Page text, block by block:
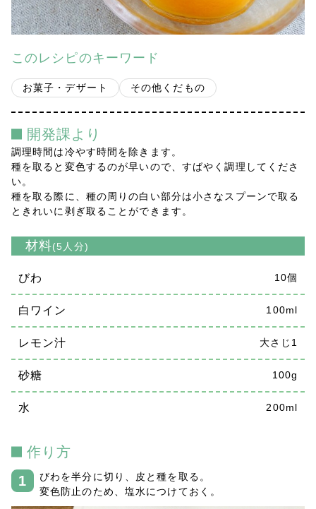
アクセス
プライバシーポリシー
このレシピのキーワード
お菓子・デザート その他くだもの
開発課より
調理時間は冷やす時間を除きます。
種を取ると変色するのが早いので、すばやく調理してくださ
い。
種を取る際に、種の周りの白い部分は小さなスプーンで取る
ときれいに剥ぎ取ることができます。
材料(5人分)
びわ 10個
白ワイン 100ml
レモン汁 大さじ1
砂糖 100g
水 200ml
作り方
びわを半分に切り、皮と種を取る。
変色防止のため、塩水につけておく。